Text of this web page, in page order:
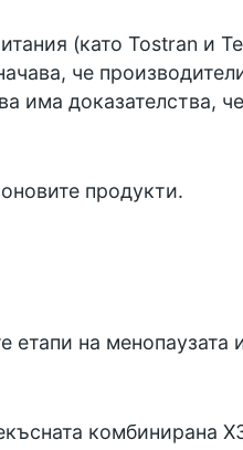
(като Tostran и
че
има доказателства,
продукти.
етапи на
комбинирана